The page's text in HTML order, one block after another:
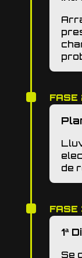
FASE
de
FASE
1ª
Se